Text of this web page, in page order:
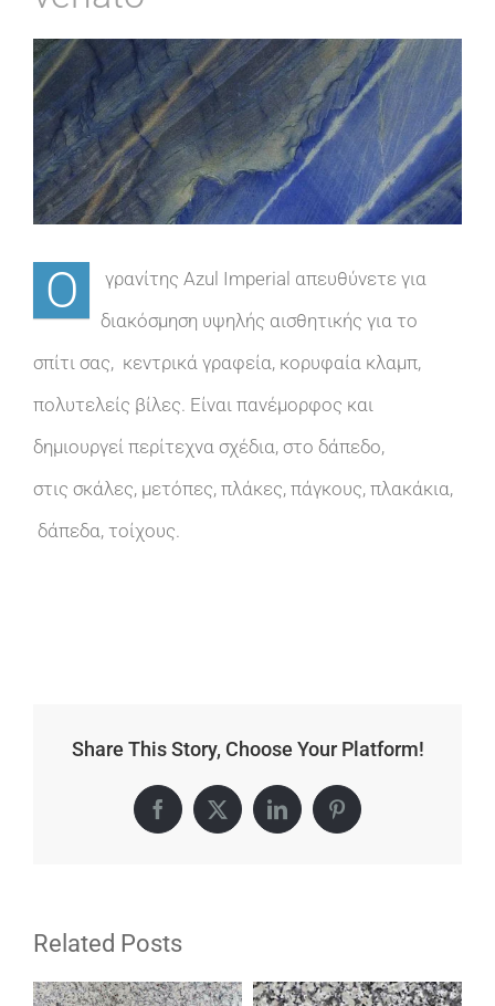
View
Larger
Image
Ο
γρανίτης Azul Imperial απευθύνετε για
διακόσμηση υψηλής αισθητικής για το
σπίτι σας, κεντρικά γραφεία, κορυφαία κλαμπ,
πολυτελείς βίλες. Είναι πανέμορφος και
δημιουργεί περίτεχνα σχέδια, στο δάπεδο,
στις σκάλες, μετόπες, πλάκες, πάγκους, πλακάκια,
δάπεδα, τοίχους.
Share This Story, Choose Your Platform!
Facebook
X LinkedInPinterest
Related Posts